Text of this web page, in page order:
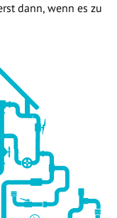
dann, wenn es zu